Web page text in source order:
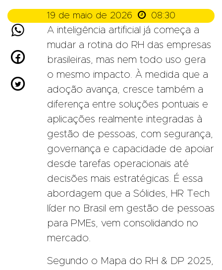
19 de maio de 2026  08:30



A inteligência artificial já começa a
mudar a rotina do RH das empresas
brasileiras, mas nem todo uso gera
o mesmo impacto. À medida que a
adoção avança, cresce também a
diferença entre soluções pontuais e
aplicações realmente integradas à
gestão de pessoas, com segurança,
governança e capacidade de apoiar
desde tarefas operacionais até
decisões mais estratégicas. É essa
abordagem que a Sólides, HR Tech
líder no Brasil em gestão de pessoas
para PMEs, vem consolidando no
mercado.
Segundo o Mapa do RH & DP 2025,